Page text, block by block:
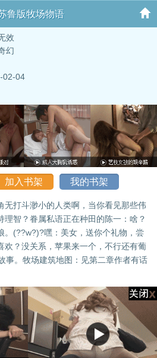
鲁版牧场物语
效
幻
02-04
加入书架 我的书架
无打斗渺小的人类啊，当你看见那些伟
理智？眷属私语正在种田的陈一：啥？
。(??w?)?嘿：美女，送你个礼物，尝
欢？没关系，苹果来一个，不行还有葡
事。牧场建筑地图：见第二章作者有话